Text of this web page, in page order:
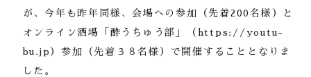
が、今年も昨年同様、会場への参加（先着200名様）と
オンライン酒場「酔うちゅう部」（ https://youtu-
bu.jp ）参加（先着３８名様）で開催することとなりま
した。